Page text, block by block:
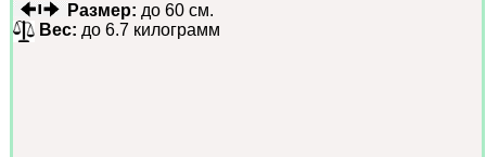
Размер: до 60 см.
Вес: до 6.7 килограмм